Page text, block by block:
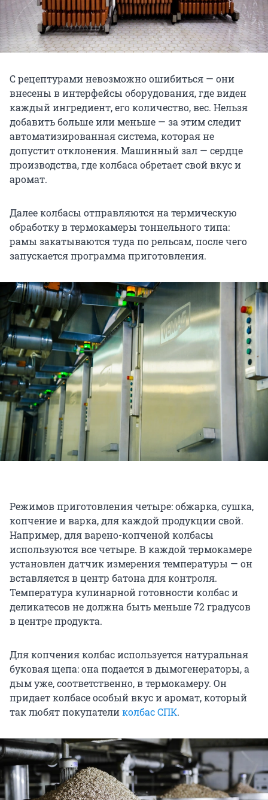
С рецептурами невозможно ошибиться — они
внесены в интерфейсы оборудования, где виден
каждый ингредиент, его количество, вес. Нельзя
добавить больше или меньше — за этим следит
автоматизированная система, которая не
допустит отклонения. Машинный зал — сердце
производства, где колбаса обретает свой вкус и
аромат.
Далее колбасы отправляются на термическую
обработку в термокамеры тоннельного типа:
рамы закатываются туда по рельсам, после чего
запускается программа приготовления.
Режимов приготовления четыре: обжарка, сушка,
копчение и варка, для каждой продукции свой.
Например, для варено-копченой колбасы
используются все четыре. В каждой термокамере
установлен датчик измерения температуры — он
вставляется в центр батона для контроля.
Температура кулинарной готовности колбас и
деликатесов не должна быть меньше 72 градусов
в центре продукта.
Для копчения колбас используется натуральная
буковая щепа: она подается в дымогенераторы, а
дым уже, соответственно, в термокамеру. Он
придает колбасе особый вкус и аромат, который
так любят покупателиколбас СПК.